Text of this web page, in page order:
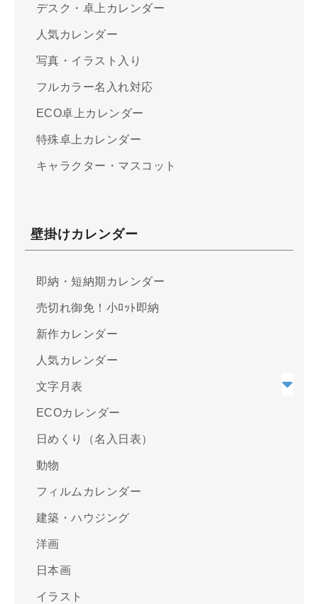
デスク・卓上カレンダー
人気カレンダー
写真・イラスト入り
フルカラー名入れ対応
ECO卓上カレンダー
特殊卓上カレンダー
キャラクター・マスコット
壁掛けカレンダー
即納・短納期カレンダー
売切れ御免！小ﾛｯﾄ即納
新作カレンダー
人気カレンダー
文字月表
ECOカレンダー
日めくり（名入日表）
動物
フィルムカレンダー
建築・ハウジング
洋画
日本画
イラスト